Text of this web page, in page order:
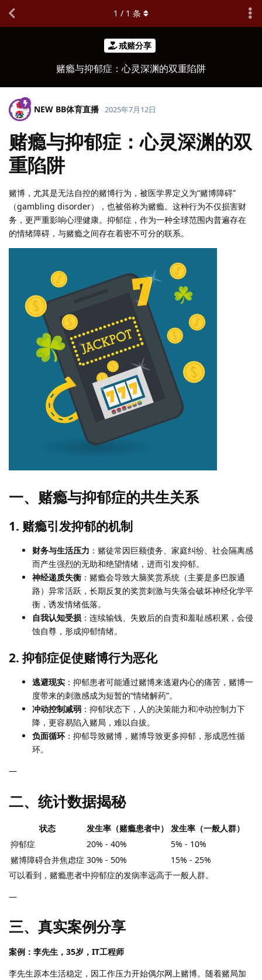
戒赌分享
赌瘾与抑郁症：心灵深渊的双重陷阱
1 / 1 条
NEW BB体育直播 2025年7月12日
赌瘾与抑郁症：心灵深渊的双
重陷阱
赌博，尤其是无法自控的赌博行为，被医学界定义为“赌博障碍”
（gambling disorder），也被俗称为赌瘾。这种行为不仅损害财
务，更严重影响心理健康。抑郁症，作为一种全球范围内普遍存在
的情绪障碍，与赌瘾之间存在着密不可分的联系。
一、赌瘾与抑郁症的共生关系
1. 赌瘾引发抑郁的机制
财务与生活压力 ：赌徒常因巨额债务、家庭纠纷、社会隔离感
而产生强烈的无助和绝望情绪，进而引发抑郁。
神经递质失衡 ：赌瘾会导致大脑奖赏系统（主要是多巴胺通
路）异常活跃，长期反复的奖赏刺激与失落会破坏神经化学平
衡，诱发情绪低落。
自我认知受损 ：连续输钱、失败后的自责和羞耻感积累，会侵
蚀自尊，形成抑郁情绪。
2. 抑郁症促使赌博行为恶化
逃避现实 ：抑郁患者可能通过赌博来逃避内心的痛苦，赌博一
度带来的刺激感成为短暂的“情绪解药”。
冲动控制减弱 ：抑郁状态下，人的决策能力和冲动控制力下
降，更容易陷入赌局，难以自拔。
负面循环：抑郁导致赌博，赌博导致更多抑郁，形成恶性循
环。
—
二、统计数据揭秘
状态 发生率（赌瘾患者中）
发生率（一般人群）
抑郁症
20% - 40%
5% - 10%
赌博障碍合并焦虑症 30% - 50%
15% - 25%
可以看到，赌瘾患者中抑郁症的发病率远高于一般人群。
—
三、真实案例分享
案例：李先生，35岁，IT工程师
李先生原本生活稳定，因工作压力开始偶尔网上赌博。随着赌局加